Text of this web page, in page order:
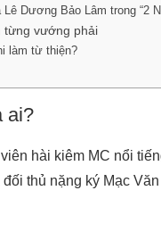
Dương Bảo Lâm trong “2
từng vướng phải
làm từ thiện?
ai?
hài kiêm MC nổi
thủ nặng ký Mạc